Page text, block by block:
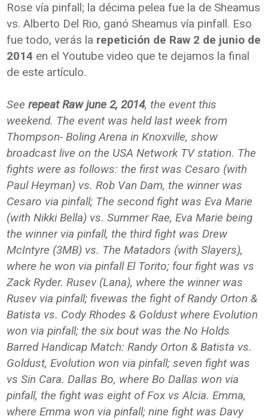
Rose vía pinfall; la décima pelea fue la de Sheamus
vs. Alberto Del Rio, ganó Sheamus vía pinfall. Eso
fue todo, verás la repetición de Raw 2 de junio de
2014 en el Youtube video que te dejamos la final
de este artículo.
Seerepeat Raw june 2, 2014, the event this
weekend. The event was held last week from
Thompson- Boling Arena in Knoxville, show
broadcast live on the USA Network TV station. The
fights were as follows: the first was Cesaro (with
Paul Heyman) vs. Rob Van Dam, the winner was
Cesaro via pinfall; The second fight was Eva Marie
(with Nikki Bella) vs. Summer Rae, Eva Marie being
the winner via pinfall, the third fight was Drew
McIntyre (3MB) vs. The Matadors (with Slayers),
where he won via pinfall El Torito; four fight was vs
Zack Ryder. Rusev (Lana), where the winner was
Rusev via pinfall; fivewas the fight of Randy Orton &
Batista vs. Cody Rhodes & Goldust where Evolution
won via pinfall; the six bout was the No Holds
Barred Handicap Match: Randy Orton & Batista vs.
Goldust, Evolution won via pinfall; seven fight was
vs Sin Cara. Dallas Bo, where Bo Dallas won via
pinfall, the fight was eight of Fox vs Alcia. Emma,
where Emma won via pinfall; nine fight was Davy